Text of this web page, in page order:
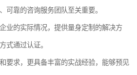
可靠的咨询服务团队至关重要。
业的实际情况，提供量身定制的解决方
式通过认证。
要求，更具备丰富的实战经验，能够预见